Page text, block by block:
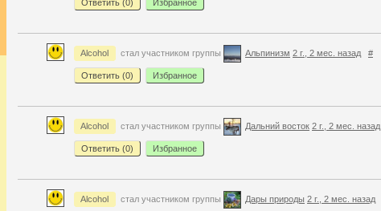
Ответить (0) Избранное
Alcohol стал участником группы Альпинизм 2 г., 2 мес. назад #
Ответить (0) Избранное
Alcohol стал участником группы Дальний восток 2 г., 2 мес. назад
Ответить (0) Избранное
Alcohol стал участником группы Дары природы 2 г., 2 мес. назад